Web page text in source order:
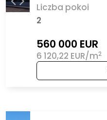
Liczba pokoi
2
560 000 EUR
6 120,22 EUR/m2